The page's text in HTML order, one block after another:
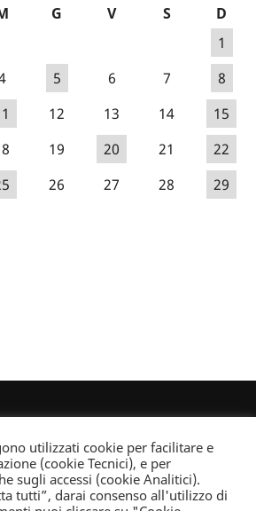
G V S
D
1
5 6 7
8
12 13 14
15
19 20 21
22
26 27 28
29
altrimenti quest’opera è distribuita con Licenza
utilizzati cookie per facilitare e
(cookie Tecnici), e per
sugli accessi (cookie Analitici).
tutti”, darai consenso all'utilizzo di